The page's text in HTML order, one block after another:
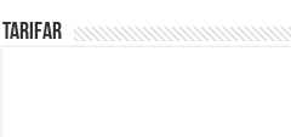
Tarifar